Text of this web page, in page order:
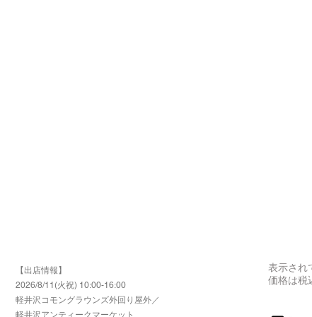
【出店情報】
2026/8/11(火祝) 10:00-16:00
​軽井沢コモングラウンズ外回り屋外／
軽井沢アンティークマーケット
表示され
価格は税